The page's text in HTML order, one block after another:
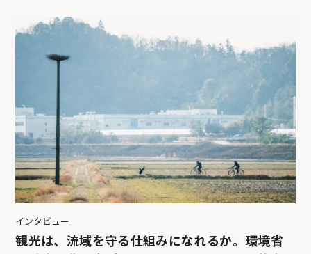
インタビュー
観光は、流域を守る仕組みになれるか。環境省